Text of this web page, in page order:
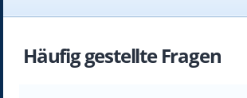
Häufig gestellte Fragen